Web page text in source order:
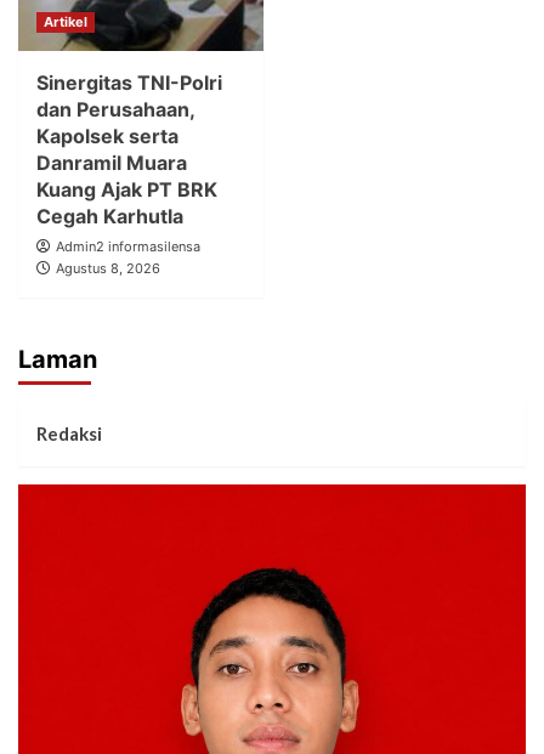
Artikel
Sinergitas TNI-Polri
dan Perusahaan,
Kapolsek serta
Danramil Muara
Kuang Ajak PT BRK
Cegah Karhutla
Admin2 informasilensa
Agustus 8, 2026
Laman
Redaksi